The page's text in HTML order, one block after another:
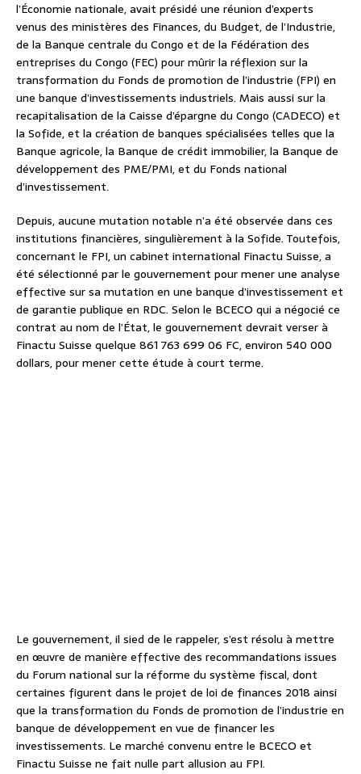
l’Économie nationale, avait présidé une réunion d’experts
venus des ministères des Finances, du Budget, de l’Industrie,
de la Banque centrale du Congo et de la Fédération des
entreprises du Congo (FEC) pour mûrir la réflexion sur la
transformation du Fonds de promotion de l’industrie (FPI) en
une banque d’investissements industriels. Mais aussi sur la
recapitalisation de la Caisse d’épargne du Congo (CADECO) et
la Sofide, et la création de banques spécialisées telles que la
Banque agricole, la Banque de crédit immobilier, la Banque de
développement des PME/PMI, et du Fonds national
d’investissement.
Depuis, aucune mutation notable n’a été observée dans ces
institutions financières, singulièrement à la Sofide. Toutefois,
concernant le FPI, un cabinet international Finactu Suisse, a
été sélectionné par le gouvernement pour mener une analyse
effective sur sa mutation en une banque d’investissement et
de garantie publique en RDC. Selon le BCECO qui a négocié ce
contrat au nom de l’État, le gouvernement devrait verser à
Finactu Suisse quelque 861 763 699 06 FC, environ 540 000
dollars, pour mener cette étude à court terme.
Le gouvernement, il sied de le rappeler, s’est résolu à mettre
en œuvre de manière effective des recommandations issues
du Forum national sur la réforme du système fiscal, dont
certaines figurent dans le projet de loi de finances 2018 ainsi
que la transformation du Fonds de promotion de l’industrie en
banque de développement en vue de financer les
investissements. Le marché convenu entre le BCECO et
Finactu Suisse ne fait nulle part allusion au FPI.